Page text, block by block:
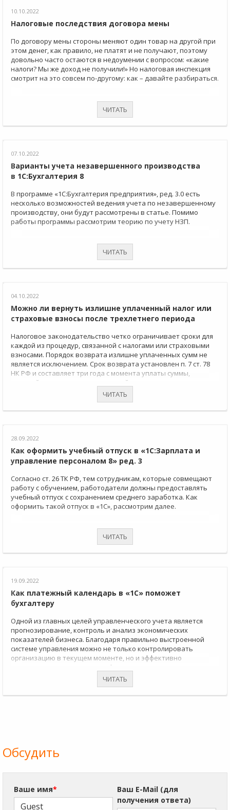
10.10.2022
Налоговые последствия договора мены
По договору мены стороны меняют один товар на другой при
этом денег, как правило, не платят и не получают, поэтому
довольно часто остаются в недоумении с вопросом: «какие
налоги? Мы же доход не получили!» Но налоговая инспекция
смотрит на это совсем по-другому: как – давайте разбираться.
ЧИТАТЬ
07.10.2022
Варианты учета незавершенного производства
в 1С:Бухгалтерия 8
В программе «1С:Бухгалтерия предприятия», ред. 3.0 есть
несколько возможностей ведения учета по незавершенному
производству, они будут рассмотрены в статье. Помимо
работы программы рассмотрим теорию по учету НЗП.
ЧИТАТЬ
04.10.2022
Можно ли вернуть излишне уплаченный налог или
страховые взносы после трехлетнего периода
Налоговое законодательство четко ограничивает сроки для
каждой из процедур, связанной с налогами или страховыми
взносами. Порядок возврата излишне уплаченных сумм не
является исключением. Срок возврата установлен п. 7 ст. 78
НК РФ и составляет три года с момента уплаты суммы,
ставшей впоследствии переплатой.
ЧИТАТЬ
28.09.2022
Как оформить учебный отпуск в «1С:Зарплата и
управление персоналом 8» ред. 3
Согласно ст. 26 ТК РФ, тем сотрудникам, которые совмещают
работу с обучением, работодатели должны предоставлять
учебный отпуск с сохранением среднего заработка. Как
оформить такой отпуск в «1С», рассмотрим далее.
ЧИТАТЬ
19.09.2022
Как платежный календарь в «1С» поможет
бухгалтеру
Одной из главных целей управленческого учета является
прогнозирование, контроль и анализ экономических
показателей бизнеса. Благодаря правильно выстроенной
системе управления можно не только контролировать
организацию в текущем моменте, но и эффективно
спрогнозировать улучшение финансово-экономического
ЧИТАТЬ
Обсудить
Ваше имя*
Ваш E-Mail (для
получения ответа)